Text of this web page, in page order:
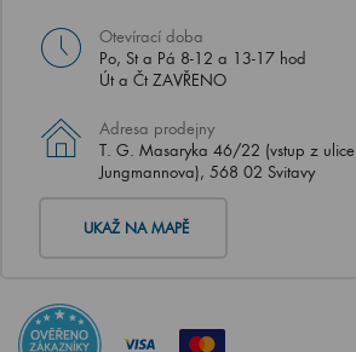
Otevírací doba
Po, St a Pá 8-12 a 13-17 hod
Út a Čt ZAVŘENO
Adresa prodejny
T. G. Masaryka 46/22 (vstup z ulice
Jungmannova), 568 02 Svitavy
UKAŽ NA MAPĚ